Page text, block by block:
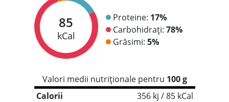
85
kCal
Proteine: 17%
Carbohidrați: 78%
Grăsimi: 5%
Valori medii nutriționale pentru 100 g
Calorii
356 kj / 85 kCal